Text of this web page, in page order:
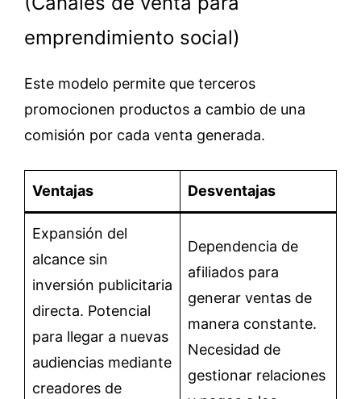
emprendimiento social)
Este modelo permite que terceros
promocionen productos a cambio de una
comisión por cada venta generada.
Ventajas Desventajas
Expansión del
alcance sin
inversión publicitaria
directa. Potencial
para llegar a nuevas
audiencias mediante
creadores de
Dependencia de
afiliados para
generar ventas de
manera constante.
Necesidad de
gestionar relaciones